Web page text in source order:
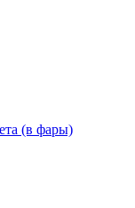
(в фары)